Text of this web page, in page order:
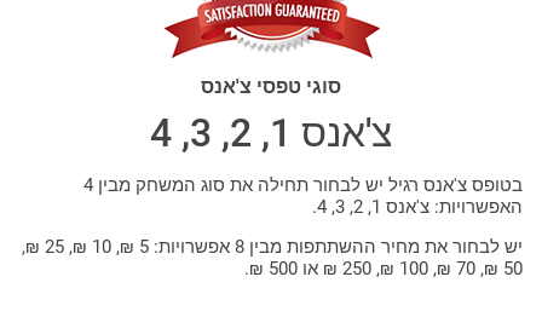
סוגי טפסי צ'אנס
צ'אנס 1, 2, 3, 4
בטופס צ'אנס רגיל יש לבחור תחילה את סוג המשחק מבין 4
האפשרויות: צ'אנס 1, 2, 3, 4.
יש לבחור את מחיר ההשתתפות מבין 8 אפשרויות: 5 ₪, 10 ₪, 25 ₪,
50 ₪, 70 ₪, 100 ₪, 250 ₪ או 500 ₪.